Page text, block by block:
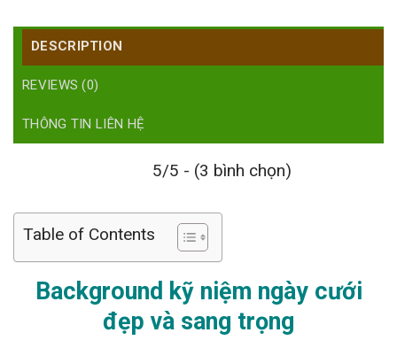
DESCRIPTION
REVIEWS (0)
THÔNG TIN LIÊN HỆ
5/5 - (3 bình chọn)
Table of Contents
Background kỹ niệm ngày cưới
đẹp và sang trọng